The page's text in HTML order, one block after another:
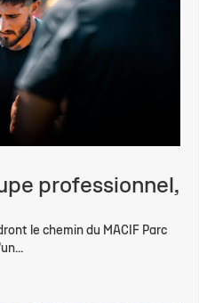
professionnel,
le chemin du MACIF Parc